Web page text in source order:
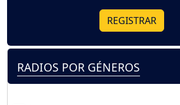
REGISTRAR
RADIOS POR GÉNEROS